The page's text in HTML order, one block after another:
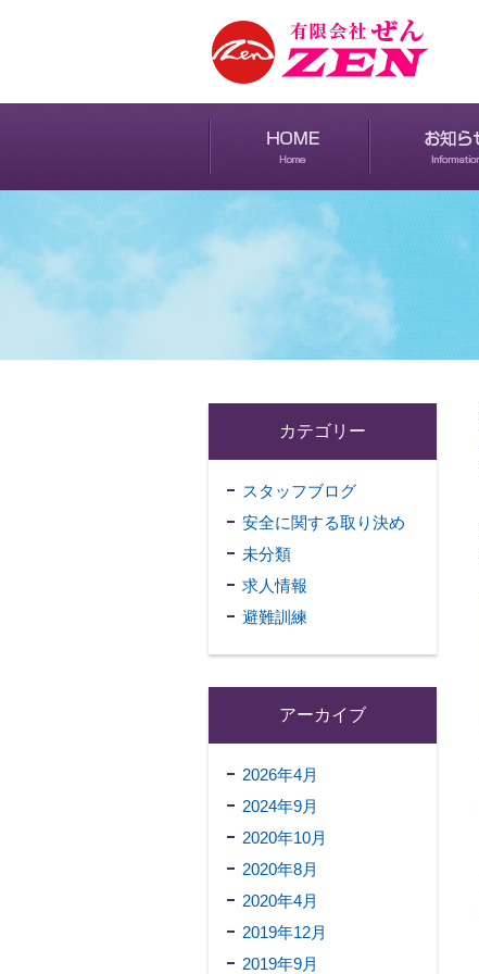
カテゴリー
スタッフブログ
安全に関する取り決め
未分類
求人情報
避難訓練
アーカイブ
2026年4月
2024年9月
2020年10月
2020年8月
2020年4月
2019年12月
2019年9月